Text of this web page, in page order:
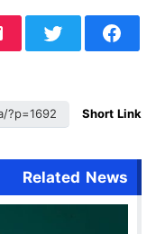
Short Link
Related News